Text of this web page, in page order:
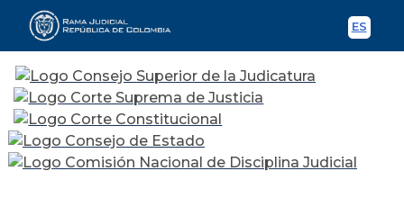
ES